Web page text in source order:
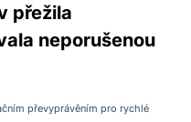
přežila
neporušenou
převyprávěním pro rychlé